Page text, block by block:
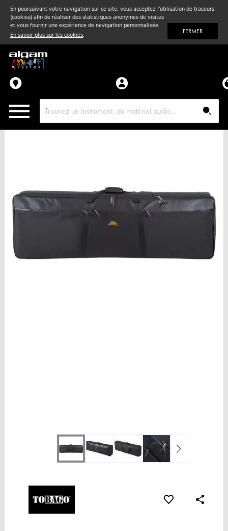
En poursuivant votre navigation sur ce site, vous acceptez l'utilisation de traceurs
(cookies) afin de réaliser des statistiques anonymes de visites
et vous fournir une expérience de navigation personnalisée.
En savoir plus sur les cookies. FERMER
Vent& Violon
Accessoires
Pièces détachées